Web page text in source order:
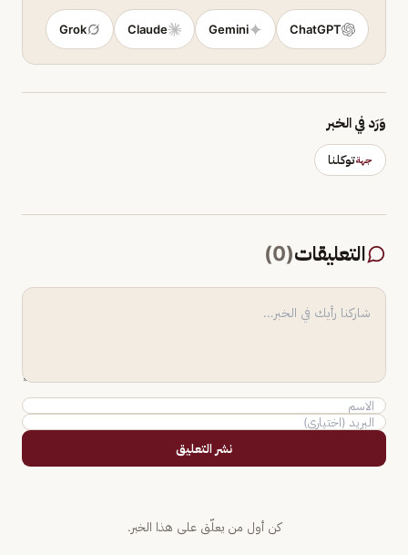
ChatGPT
Gemini
Claude
Grok
وَرَد في الخبر
جهةتوكلنا
التعليقات(
0
)
نشر التعليق
كن أول من يعلّق على هذا الخبر.